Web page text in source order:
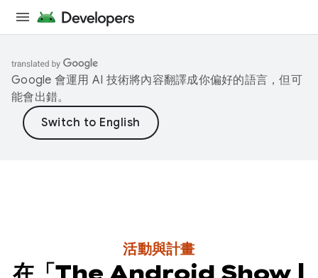
Google 會運用 AI 技術將內容翻譯成你偏好的語言，但可
能會出錯。
活動與計畫